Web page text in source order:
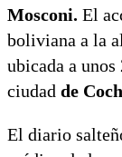
Mosconi. El
boliviana a la
ubicada a
ciudad de
El diario